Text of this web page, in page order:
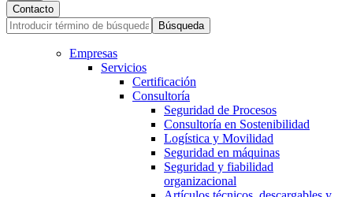
Contacto
Búsqueda
Empresas
Servicios
Certificación
Consultoría
Seguridad de Procesos
Consultoría en Sostenibilidad
Logística y Movilidad
Seguridad en máquinas
Seguridad y fiabilidad
organizacional